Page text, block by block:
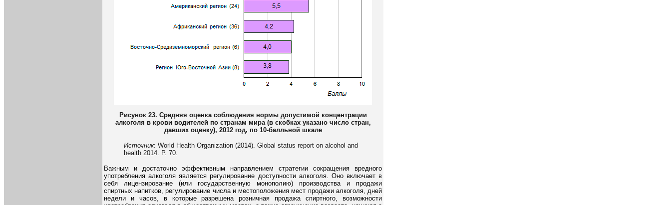
Рисунок 23. Средняя оценка соблюдения нормы допустимой концентрации
алкоголя в крови водителей по странам мира (в скобках указано число стран,
давших оценку), 2012 год, по 10-балльной шкале
Источник: World Health Organization (2014). Global status report on alcohol and
health 2014. P. 70.
Важным и достаточно эффективным направлением стратегии сокращения вредного
употребления алкоголя является регулирование доступности алкоголя. Оно включает в
себя лицензирование (или государственную монополию) производства и продажи
спиртных напитков, регулирование числа и местоположения мест продажи алкоголя, дней
недели и часов, в которые разрешена розничная продажа спиртного, возможности